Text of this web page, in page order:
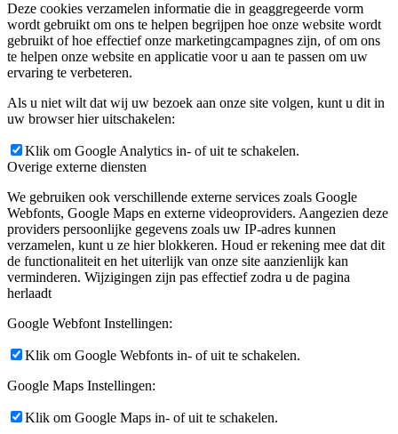
Deze cookies verzamelen informatie die in geaggregeerde vorm
wordt gebruikt om ons te helpen begrijpen hoe onze website wordt
gebruikt of hoe effectief onze marketingcampagnes zijn, of om ons
te helpen onze website en applicatie voor u aan te passen om uw
ervaring te verbeteren.
Als u niet wilt dat wij uw bezoek aan onze site volgen, kunt u dit in
uw browser hier uitschakelen:
Klik om Google Analytics in- of uit te schakelen.
Overige externe diensten
We gebruiken ook verschillende externe services zoals Google
Webfonts, Google Maps en externe videoproviders. Aangezien deze
providers persoonlijke gegevens zoals uw IP-adres kunnen
verzamelen, kunt u ze hier blokkeren. Houd er rekening mee dat dit
de functionaliteit en het uiterlijk van onze site aanzienlijk kan
verminderen. Wijzigingen zijn pas effectief zodra u de pagina
herlaadt
Google Webfont Instellingen:
Klik om Google Webfonts in- of uit te schakelen.
Google Maps Instellingen:
Klik om Google Maps in- of uit te schakelen.